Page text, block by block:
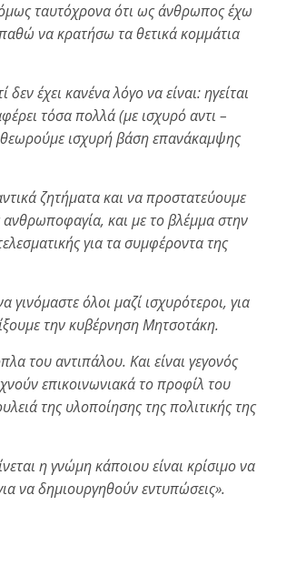
ταυτόχρονα ότι ως άνθρωπος έχω
να κρατήσω τα θετικά κομμάτια
έχει κανένα λόγο να είναι: ηγείται
τόσα πολλά (με ισχυρό αντι –
ισχυρή βάση επανάκαμψης
ζητήματα και να προστατεύουμε
και με το βλέμμα στην
για τα συμφέροντα της
γινόμαστε όλοι μαζί ισχυρότεροι, για
την κυβέρνηση Μητσοτάκη.
του αντιπάλου. Και είναι γεγονός
επικοινωνιακά το προφίλ του
της υλοποίησης της πολιτικής της
η γνώμη κάποιου είναι κρίσιμο να
να δημιουργηθούν εντυπώσεις».